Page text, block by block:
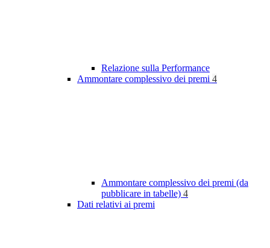
Relazione sulla Performance
Ammontare complessivo dei premi 4
Ammontare complessivo dei premi (da
pubblicare in tabelle) 4
Dati relativi ai premi